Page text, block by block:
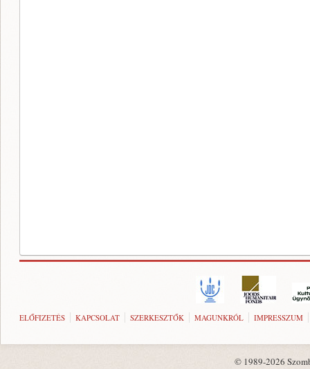
ELŐFIZETÉS KAPCSOLAT SZERKESZTŐK MAGUNKRÓL IMPRESSZUM
© 1989-2026